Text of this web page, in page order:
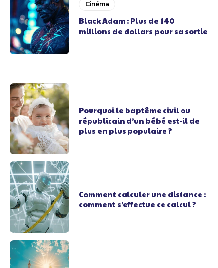
Cinéma
Black Adam : Plus de 140
millions de dollars pour sa sortie
Pourquoi le baptême civil ou
républicain d’un bébé est-il de
plus en plus populaire ?
Comment calculer une distance :
comment s’effectue ce calcul ?